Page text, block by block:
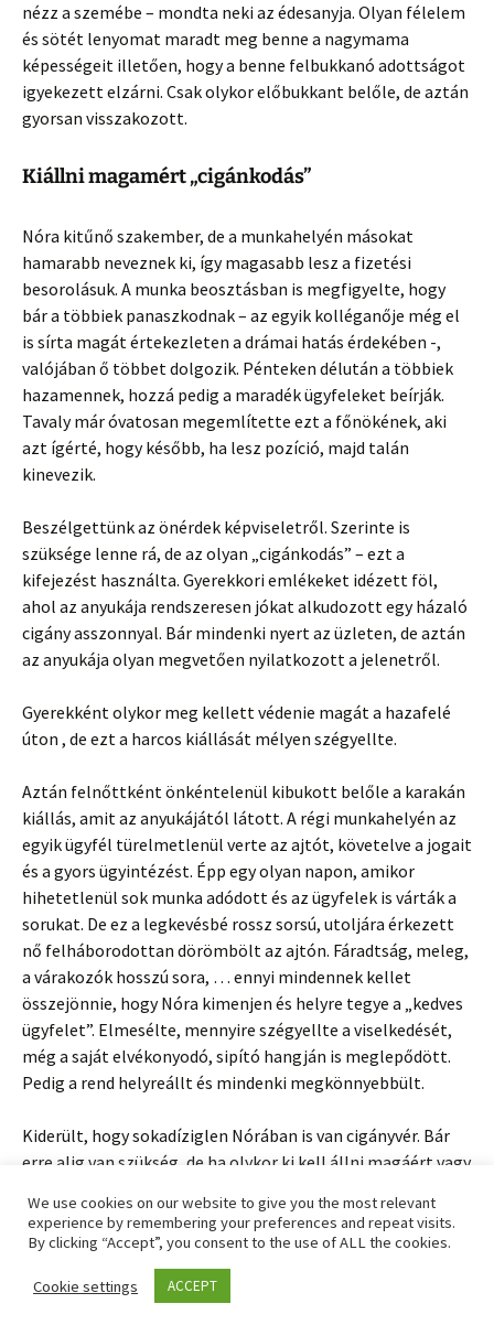
nézz a szemébe – mondta neki az édesanyja. Olyan félelem
és sötét lenyomat maradt meg benne a nagymama
képességeit illetően, hogy a benne felbukkanó adottságot
igyekezett elzárni. Csak olykor előbukkant belőle, de aztán
gyorsan visszakozott.
Kiállni magamért „cigánkodás”
Nóra kitűnő szakember, de a munkahelyén másokat
hamarabb neveznek ki, így magasabb lesz a fizetési
besorolásuk. A munka beosztásban is megfigyelte, hogy
bár a többiek panaszkodnak – az egyik kolléganője még el
is sírta magát értekezleten a drámai hatás érdekében -,
valójában ő többet dolgozik. Pénteken délután a többiek
hazamennek, hozzá pedig a maradék ügyfeleket beírják.
Tavaly már óvatosan megemlítette ezt a főnökének, aki
azt ígérté, hogy később, ha lesz pozíció, majd talán
kinevezik.
Beszélgettünk az önérdek képviseletről. Szerinte is
szüksége lenne rá, de az olyan „cigánkodás” – ezt a
kifejezést használta. Gyerekkori emlékeket idézett föl,
ahol az anyukája rendszeresen jókat alkudozott egy házaló
cigány asszonnyal. Bár mindenki nyert az üzleten, de aztán
az anyukája olyan megvetően nyilatkozott a jelenetről.
Gyerekként olykor meg kellett védenie magát a hazafelé
úton , de ezt a harcos kiállását mélyen szégyellte.
Aztán felnőttként önkéntelenül kibukott belőle a karakán
kiállás, amit az anyukájától látott. A régi munkahelyén az
egyik ügyfél türelmetlenül verte az ajtót, követelve a jogait
és a gyors ügyintézést. Épp egy olyan napon, amikor
hihetetlenül sok munka adódott és az ügyfelek is várták a
sorukat. De ez a legkevésbé rossz sorsú, utoljára érkezett
nő felháborodottan dörömbölt az ajtón. Fáradtság, meleg,
a várakozók hosszú sora, … ennyi mindennek kellet
összejönnie, hogy Nóra kimenjen és helyre tegye a „kedves
ügyfelet”. Elmesélte, mennyire szégyellte a viselkedését,
még a saját elvékonyodó, sipító hangján is meglepődött.
Pedig a rend helyreállt és mindenki megkönnyebbült.
Kiderült, hogy sokadíziglen Nórában is van cigányvér. Bár
erre alig van szükség, de ha olykor ki kell állni magáért vagy
is használhatná a cigány ősök talpraesettségét.
Erre kapott korrekciót. (No, meg még kutakodtunk egy
kicsit egyéb genetikai örökség után is.)
We use cookies on our website to give you the most relevant
experience by remembering your preferences and repeat visits.
By clicking “Accept”, you consent to the use of ALL the cookies.
Cookie settings ACCEPT